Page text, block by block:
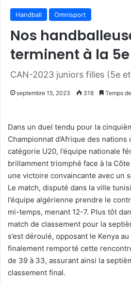
Handball Omnisport
Nos
terminent à la
CAN-2023 juniors filles (5e
septembre 15, 2023 318 Temps
Dans un duel tendu pour la
Championnat d’Afrique des nations
catégorie U20, l’équipe nationale
brillamment triomphé face à la
une victoire convaincante avec un
Le match, disputé dans la ville
l’équipe algérienne prendre le
mi-temps, menant 12-7. Plus tôt
match de classement pour la
s’est déroulé, opposant le Kenya
finalement remporté cette
de 39 à 33, assurant ainsi la
classement final.